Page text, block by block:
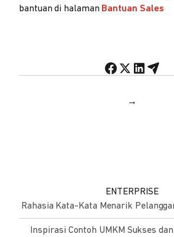
bantuan di halaman Bantuan Sales
→
ENTERPRISE
Rahasia Kata-Kata Menarik
Inspirasi Contoh UMKM Sukses